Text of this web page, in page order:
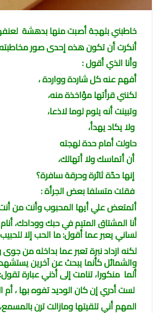
خاطبني بلهجة أصبت منها بدهشة
أنكرت أن تكون هذه إحدى صور
وأنا الذي أقول:
أفهم عنه كل شاردة وواردة ،
لكنني قرأتها مؤاخذة منه،
وتبينت أنه يلوم لوما لاذعا،
ولا يكاد يهدأ،
حاولت أمام حدة لهجته
أن أتماسك ولا أتهالك،
إنها حدّة ثائرة وحرقة سافرة؟
فقلت متسلفا بعض الجرأة:
أتمتعض علي أيها المحبوب وأنت من
أنا المشتاق المتيم في حبك وودادك،
لساني يعبر عما أقول: ما الحب إلا
لكنه ازداد نبرة تعبر عما بداخله من
والشمائل كأنما يبحث عن آخرين
ألما منكورا، تنامت إلى أذني عبارة
لست أدري إن كان الوديد تفوه بها ، أم
المهم أني تلقيتها ومازالت ترن بالمسمع،